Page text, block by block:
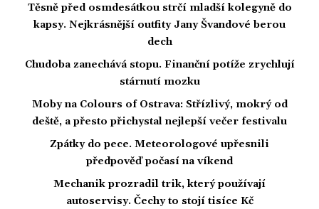
Těsně před osmdesátkou strčí mladší kolegyně do
kapsy. Nejkrásnější outfity Jany Švandové berou
dech
Chudoba zanechává stopu. Finanční potíže zrychlují
stárnutí mozku
Moby na Colours of Ostrava: Střízlivý, mokrý od
deště, a přesto přichystal nejlepší večer festivalu
Zpátky do pece. Meteorologové upřesnili
předpověď počasí na víkend
Mechanik prozradil trik, který používají
autoservisy. Čechy to stojí tisíce Kč